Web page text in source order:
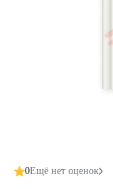
0Ещё нет оценок